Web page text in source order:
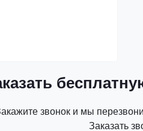
звонок и мы
Заказать